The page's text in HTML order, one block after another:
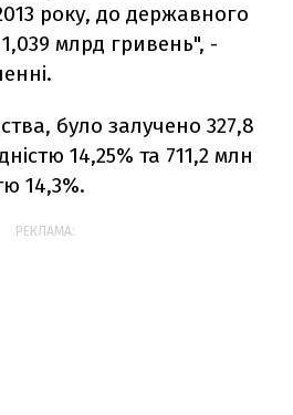
року, до державного
млрд гривень", -
було залучено 327,8
14,25% та 711,2 млн
14,3%.
РЕКЛАМА: